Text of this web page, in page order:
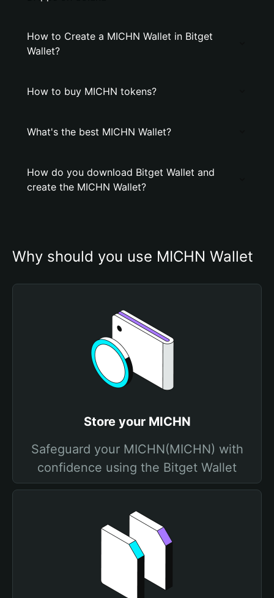
How to Create a MICHN Wallet in Bitget
Wallet?
How to buy MICHN tokens?
What's the best MICHN Wallet?
How do you download Bitget Wallet and
create the MICHN Wallet?
Why should you use MICHN Wallet
Store your MICHN
Safeguard your MICHN(MICHN) with
confidence using the Bitget Wallet